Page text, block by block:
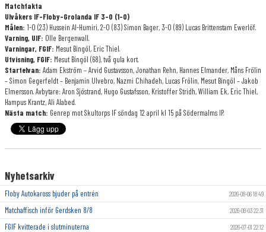
Matchfakta
Ulvåkers IF-Floby-Grolanda IF 3-0 (1-0)
Målen: 1-0 (23) Hussein Al-Humiri, 2-0 (83) Simon Bager, 3-0 (89) Lucas Brittenstam Ewerlöf.
Varning, UIF: Olle Bergenwall.
Varningar, FGIF: Mesut Bingöl, Eric Thiel.
Utvisning, FGIF: Mesut Bingöl (68), två gula kort.
Startelvan: Adam Ekström – Arvid Gustavsson, Jonathan Rehn, Hannes Elmander, Måns Frölin
– Simon Gegerfeldt – Benjamin Ulvebro, Nazmi Chihadeh, Lucas Frölin, Mesut Bingöl – Jakob
Elmersson. Avbytare: Aron Sjöstrand, Hugo Gustafsson, Kristoffer Stridh, William Ek, Eric Thiel,
Hampus Krantz, Ali Alabed.
Nästa match: Genrep mot Skultorps IF söndag 12 april kl 15 på Södermalms IP.
Nyhetsarkiv
Floby Autokaross bjuder på entrén 2026-08-06 18:49
Matchaffisch inför Gerdsken 8/8 2026-08-03 22:31
FGIF kvitterade i slutminuterna 2026-07-01 22:12